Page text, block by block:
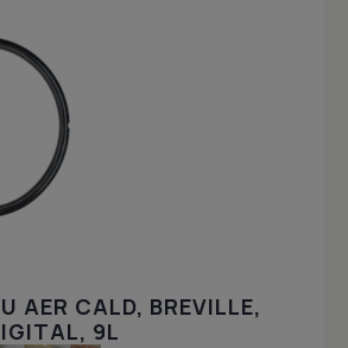
AER CALD, BREVILLE,
9L